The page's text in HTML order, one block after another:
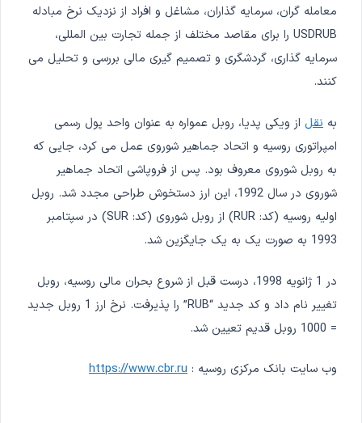
معامله گران، سرمایه گذاران، مشاغل و افراد از نزدیک نرخ مبادله
USDRUB را برای مقاصد مختلف از جمله تجارت بین المللی،
سرمایه گذاری، گردشگری و تصمیم گیری مالی بررسی و تحلیل می
کنند.
به نقل از ویکی پدیا، روبل عمواره به عنوان واحد پول رسمی
امپراتوری روسیه و اتحاد جماهیر شوروی عمل می کرد، جایی که
به روبل شوروی معروف بود. پس از فروپاشی اتحاد جماهیر
شوروی در سال 1992، این ارز دستخوش طراحی مجدد شد. روبل
اولیه روسیه (کد: RUR) از روبل شوروی (کد: SUR) در سپتامبر
1993 به صورت یک به یک جایگزین شد.
در 1 ژانویه 1998، درست قبل از شروع بحران مالی روسیه، روبل
تغییر نام داد و کد جدید “RUB” را پذیرفت. نرخ ارز 1 روبل جدید
= 1000 روبل قدیم تعیین شد.
وب سایت بانک مرکزی روسیه : https://www.cbr.ru